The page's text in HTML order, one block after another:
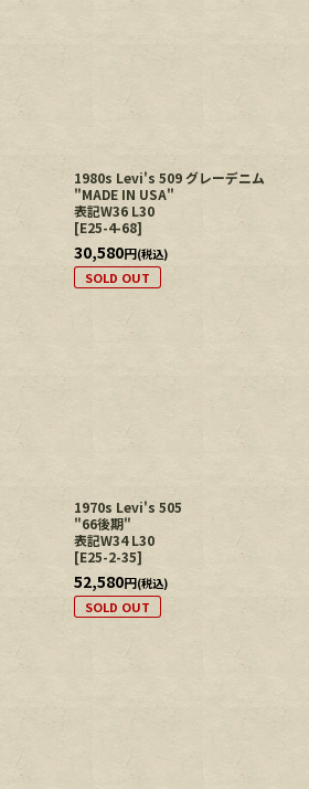
1980s Levi's 509 グレーデニム
"MADE IN USA"
表記W36 L30
[E25-4-68]
30,580円(税込)
SOLD OUT
1970s Levi's 505
"66後期"
表記W34 L30
[E25-2-35]
52,580円(税込)
SOLD OUT